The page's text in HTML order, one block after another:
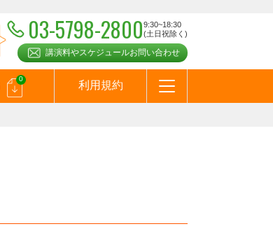
03-5798-28009:30~18:30
(土日祝除く)
講演料やスケジュールお問い合わせ
0
利用規約